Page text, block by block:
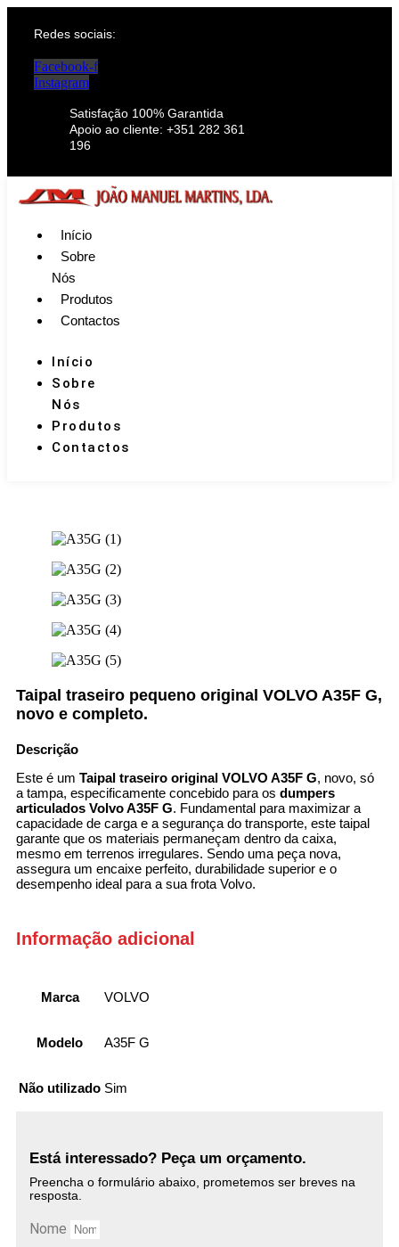
Redes sociais:
Facebook-f
Instagram
Satisfação 100% Garantida
Apoio ao cliente: +351 282 361
196
Início
Sobre
Nós
Produtos
Contactos
Início
Sobre
Nós
Produtos
Contactos
Taipal traseiro pequeno original VOLVO A35F G,
novo e completo.
Descrição
Este é um Taipal traseiro original VOLVO A35F G, novo, só
a tampa, especificamente concebido para os dumpers
articulados Volvo A35F G. Fundamental para maximizar a
capacidade de carga e a segurança do transporte, este taipal
garante que os materiais permaneçam dentro da caixa,
mesmo em terrenos irregulares. Sendo uma peça nova,
assegura um encaixe perfeito, durabilidade superior e o
desempenho ideal para a sua frota Volvo.
Informação adicional
Marca VOLVO
Modelo A35F G
Não utilizado Sim
Está interessado? Peça um orçamento.
Preencha o formulário abaixo, prometemos ser breves na
resposta.
Nome